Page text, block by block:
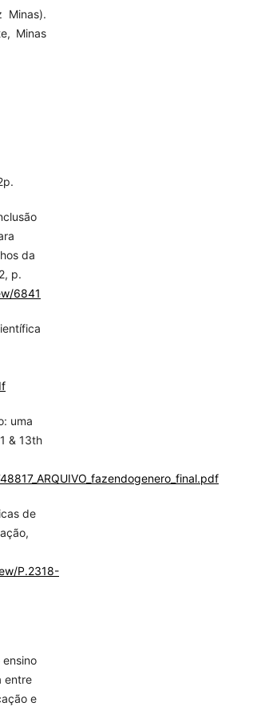
Minas).
Minas
da
p.
6841
uma
& 13th
de
P.2318-
ensino
entre
e